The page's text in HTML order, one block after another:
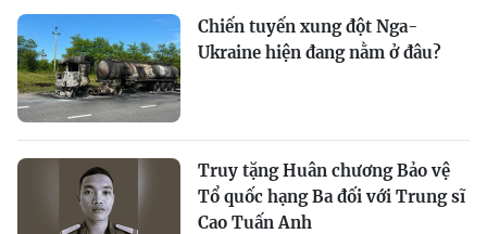
Chiến tuyến xung đột Nga-
Ukraine hiện đang nằm ở đâu?
Truy tặng Huân chương Bảo vệ
Tổ quốc hạng Ba đối với Trung sĩ
Cao Tuấn Anh